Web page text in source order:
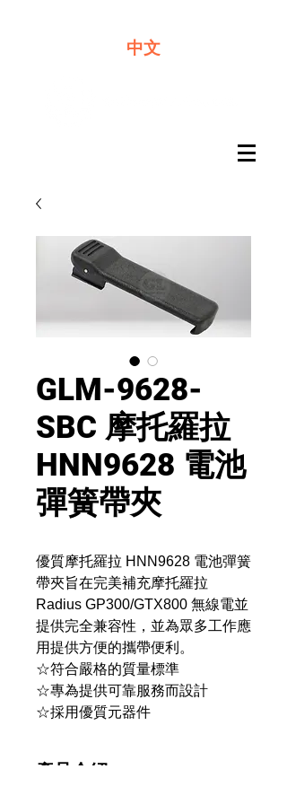
中文
GLM-9628-
SBC 摩托羅拉
HNN9628 電池
彈簧帶夾
優質摩托羅拉 HNN9628 電池彈簧
帶夾旨在完美補充摩托羅拉
Radius GP300/GTX800 無線電並
提供完全兼容性，並為眾多工作應
用提供方便的攜帶便利。
☆符合嚴格的質量標準
☆專為提供可靠服務而設計
☆採用優質元器件
產品介紹